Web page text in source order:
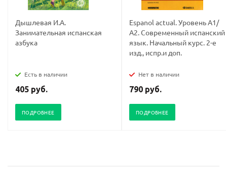
Дышлевая И.А.
Занимательная испанская
азбука
Есть в наличии
405 руб.
ПОДРОБНЕЕ
Espanol actual. Уровень А1/
А2. Современный испанский
язык. Начальный курс. 2-е
изд., испр.и доп.
Нет в наличии
790 руб.
ПОДРОБНЕЕ